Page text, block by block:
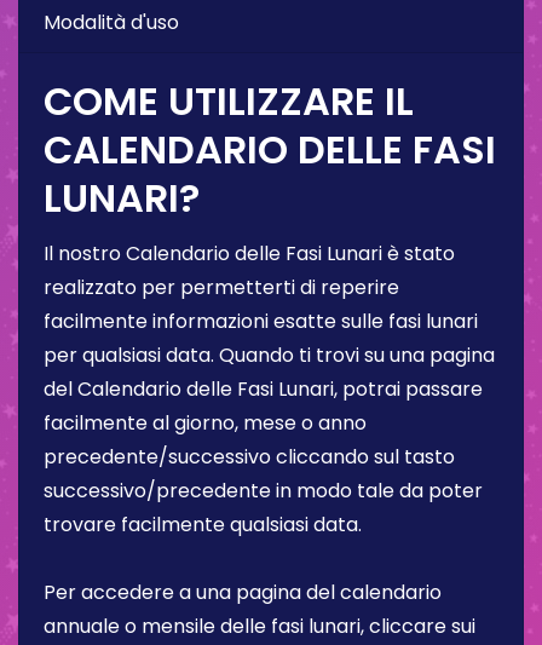
Modalità d'uso
COME UTILIZZARE IL
CALENDARIO DELLE FASI
LUNARI?
Il nostro Calendario delle Fasi Lunari è stato
realizzato per permetterti di reperire
facilmente informazioni esatte sulle fasi lunari
per qualsiasi data. Quando ti trovi su una pagina
del Calendario delle Fasi Lunari, potrai passare
facilmente al giorno, mese o anno
precedente/successivo cliccando sul tasto
successivo/precedente in modo tale da poter
trovare facilmente qualsiasi data.
Per accedere a una pagina del calendario
annuale o mensile delle fasi lunari, cliccare sui